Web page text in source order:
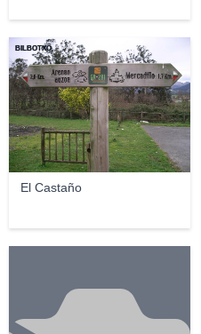
El Castaño
BILBOTXO